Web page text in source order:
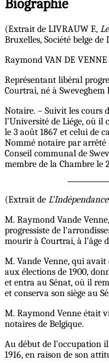
Biographie
(Extrait de LIVRAUW F.,
Bruxelles, Société belge de
Raymond VAN DE VENNE
Représentant libéral
Courtrai, né à Sweveghem
Notaire. – Suivit les cours
l’Université de Liége, où
le 3 août 1867 et celui de
Nommé notaire par arrêté
Conseil communal de
membre de la Chambre le
(Extrait de
M. Raymond Vande
progressiste de
mourir à Courtrai, à l’âge
M. Vande Venne, qui
aux élections de 1900,
et entra au Sénat, où il
et conserva son siège au
M. Raymond Venne était
notaires de Belgique.
Au début de l'occupation
1916, en raison de son